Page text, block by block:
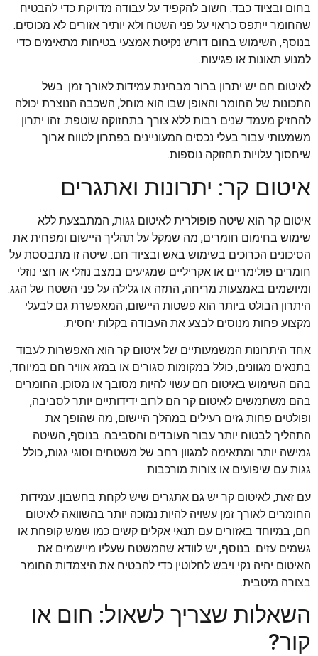
בחום ובציוד כבד. חשוב להקפיד על עבודה מדויקת כדי להבטיח
שהחומר ייתפס כראוי על פני השטח ולא יותיר אזורים לא מכוסים.
בנוסף, השימוש בחום דורש נקיטת אמצעי בטיחות מתאימים כדי
למנוע תאונות או פגיעות.
לאיטום חם יש יתרון ברור מבחינת עמידות לאורך זמן. בשל
התכונות של החומר והאופן שבו הוא מוחל, השכבה הנוצרת יכולה
להחזיק מעמד שנים רבות ללא צורך בתחזוקה שוטפת. זהו יתרון
משמעותי עבור בעלי נכסים המעוניינים בפתרון לטווח ארוך
שיחסוך עלויות תחזוקה נוספות.
איטום קר: יתרונות ואתגרים
איטום קר הוא שיטה פופולרית לאיטום גגות, המתבצעת ללא
שימוש בחימום חומרים, מה שמקל על תהליך היישום ומפחית את
הסיכונים הכרוכים בשימוש באש ובציוד חם. שיטה זו מתבססת על
חומרים פולימריים או אקריליים שמגיעים במצב נוזלי או חצי נוזלי
ומיושמים באמצעות מריחה, התזה או גלילה על פני השטח של הגג.
היתרון הבולט ביותר הוא פשטות היישום, המאפשרת גם לבעלי
מקצוע פחות מנוסים לבצע את העבודה בקלות יחסית.
אחד היתרונות המשמעותיים של איטום קר הוא האפשרות לעבוד
בתנאים מגוונים, כולל במקומות סגורים או במזג אוויר חם במיוחד,
בהם השימוש באיטום חם עשוי להיות מסובך או מסוכן. החומרים
בהם משתמשים לאיטום קר הם לרוב ידידותיים יותר לסביבה,
ופולטים פחות גזים רעילים במהלך היישום, מה שהופך את
התהליך לבטוח יותר עבור העובדים והסביבה. בנוסף, השיטה
גמישה יותר ומתאימה למגוון רחב של משטחים וסוגי גגות, כולל
גגות עם שיפועים או צורות מורכבות.
עם זאת, לאיטום קר יש גם אתגרים שיש לקחת בחשבון. עמידות
החומרים לאורך זמן עשויה להיות נמוכה יותר בהשוואה לאיטום
חם, במיוחד באזורים עם תנאי אקלים קשים כמו שמש קופחת או
גשמים עזים. בנוסף, יש לוודא שהמשטח שעליו מיישמים את
האיטום יהיה נקי ויבש לחלוטין כדי להבטיח את היצמדות החומר
בצורה מיטבית.
השאלות שצריך לשאול: חום או
קור?